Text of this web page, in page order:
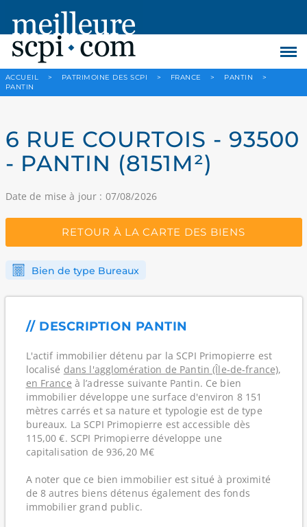
ACCUEIL > PATRIMOINE DES SCPI > FRANCE > PANTIN
>
PANTIN
6 RUE COURTOIS - 93500
- PANTIN (8151M²)
Date de mise à jour : 07/08/2026
RETOUR À LA CARTE DES BIENS
Bien de type Bureaux
// DESCRIPTION PANTIN
L'actif immobilier détenu par la SCPI Primopierre est
localisé dans l'agglomération de Pantin (Île-de-france),
en France à l’adresse suivante Pantin. Ce bien
immobilier développe une surface d'environ 8 151
mètres carrés et sa nature et typologie est de type
bureaux. La SCPI Primopierre est accessible dès
115,00 €. SCPI Primopierre développe une
capitalisation de 936,20 M€
A noter que ce bien immobilier est situé à proximité
de 8 autres biens détenus également des fonds
immobilier grand public.